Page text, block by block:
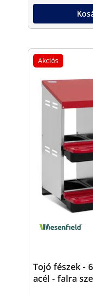
Akciós
Tojó fészek -
acél - falra